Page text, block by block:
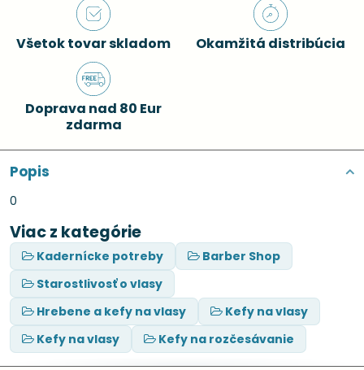
Všetok tovar skladom Okamžitá distribúcia
Doprava nad 80 Eur
zdarma
Popis
0
Viac z kategórie
Kadernícke potreby
Barber Shop
Starostlivosť o vlasy
Hrebene a kefy na vlasy
Kefy na vlasy
Kefy na vlasy
Kefy na rozčesávanie